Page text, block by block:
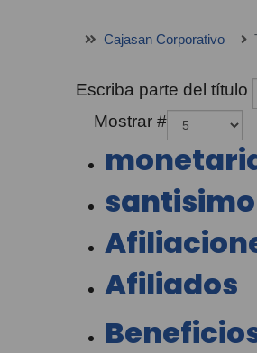
Cajasan Corporativo
Escriba parte del título
Mostrar #
santisimo
Afiliados